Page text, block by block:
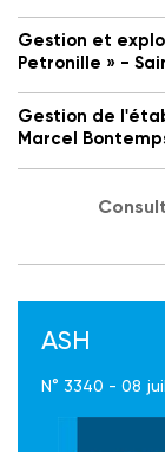
Gestion et
Petronille » -
Gestion de
Marcel
ASH
N° 3340 - 08